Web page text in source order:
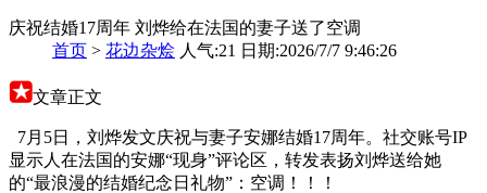
庆祝结婚17周年 刘烨给在法国的妻子送了空调
首页 > 花边杂烩 人气:21 日期:2026/7/7 9:46:26
文章正文
7月5日，刘烨发文庆祝与妻子安娜结婚17周年。社交账号IP
显示人在法国的安娜“现身”评论区，转发表扬刘烨送给她
的“最浪漫的结婚纪念日礼物”：空调！！！